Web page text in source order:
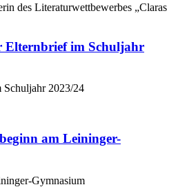
des Literaturwettbewerbes „Claras
Elternbrief im Schuljahr
am Leininger-